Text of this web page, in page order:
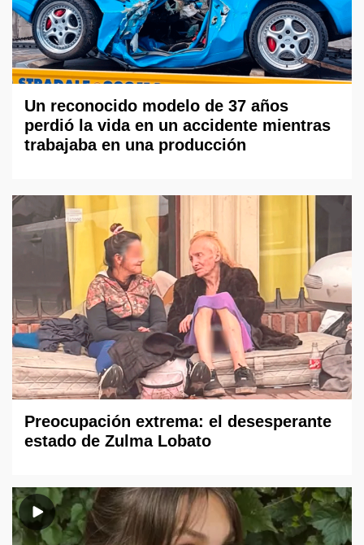
Un reconocido modelo de 37 años
perdió la vida en un accidente mientras
trabajaba en una producción
Preocupación extrema: el desesperante
estado de Zulma Lobato